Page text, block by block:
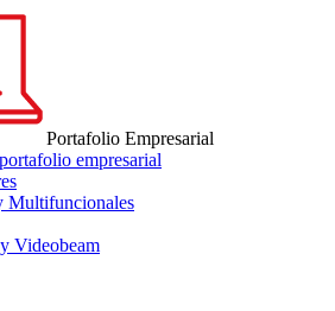
Portafolio Empresarial
empresarial
Multifuncionales
Videobeam